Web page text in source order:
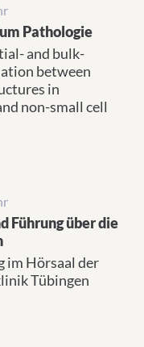
Pathologie
and bulk-
between
in
non-small cell
Führung über die
im Hörsaal der
Tübingen